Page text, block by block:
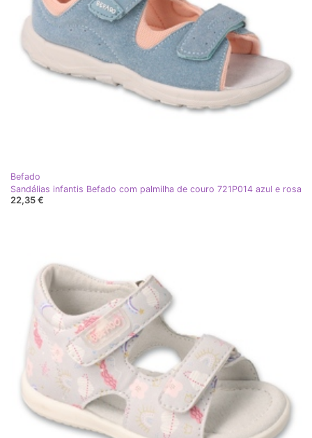
Befado
Sandálias infantis Befado com palmilha de couro 721P014 azul e rosa
22,35 €